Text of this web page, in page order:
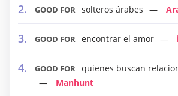
GOOD FOR solteros árabes
GOOD FOR encontrar el amor
GOOD FOR quienes buscan
Manhunt